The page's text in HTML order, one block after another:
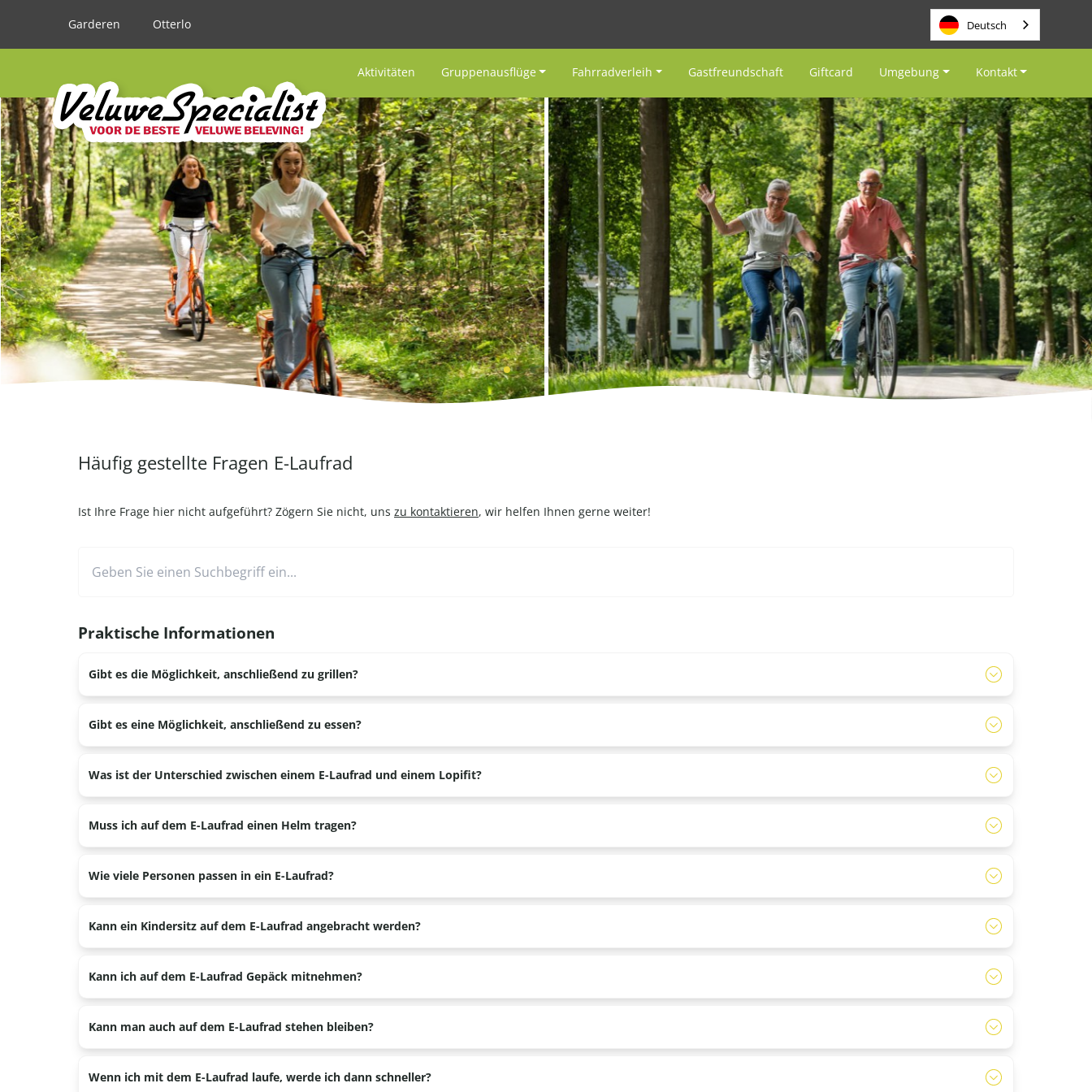
Garderen Otterlo Deutsch
Aktivitäten Gruppenausflüge Fahrradverleih Gastfreundschaft Giftcard Umgebung Kontakt
Häufig gestellte Fragen E-Laufrad
Ist Ihre Frage hier nicht aufgeführt? Zögern Sie nicht, uns zu kontaktieren, wir helfen Ihnen gerne weiter!
Praktische Informationen
Gibt es die Möglichkeit, anschließend zu grillen?
An einigen Orten ist es möglich, anschließend zu grillen. Dies ist ab 20 Personen möglich. Klicken Sie
Gibt es eine Möglichkeit, anschließend zu essen?
Ja, bij alle locaties hebben wij contacten met horecalocaties in de omgeving om 3-gangen keuze diners te reserveren.
Was ist der Unterschied zwischen einem E-Laufrad und einem Lopifit?
Das Lopifit ist ein anderer Name für das E-Laufrad. Es handelt sich also um zwei gleiche Verkehrsmittel.
Muss ich auf dem E-Laufrad einen Helm tragen?
Nein, auf dem E-Laufrad müssen Sie keinen Helm tragen.
Wie viele Personen passen in ein E-Laufrad?
Das E-Laufrad ist für eine Person gedacht.
Kann ein Kindersitz auf dem E-Laufrad angebracht werden?
Nein, das E-Laufrad ist nicht für die Montage eines Kindersitzes geeignet.
Kann ich auf dem E-Laufrad Gepäck mitnehmen?
Ja, wir können eine Gepäckträgertasche auf den Gepäckträger setzen. Darin können Sie dann Ihre Sachen verstauen.
Kann man auch auf dem E-Laufrad stehen bleiben?
Nein, das ist nicht möglich. Um vorwärts zu kommen, muss man weitergehen.
Wenn ich mit dem E-Laufrad laufe, werde ich dann schneller?